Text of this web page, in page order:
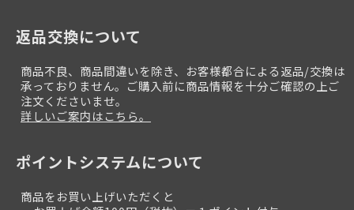
返品交換について
商品不良、商品間違いを除き、お客様都合による返品/交換は
承っておりません。ご購入前に商品情報を十分ご確認の上ご
注文くださいませ。
詳しいご案内はこちら。
ポイントシステムについて
商品をお買い上げいただくと